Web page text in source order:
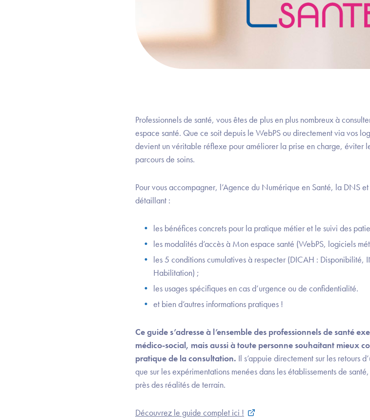
Professionnels de santé, vous êtes de plus en plus nombreux à
espace santé. Que ce soit depuis le WebPS ou directement via vos
devient un véritable réflexe pour améliorer la prise en charge, éviter
parcours de soins.
Pour vous accompagner, l’Agence du Numérique en Santé, la DNS
détaillant :
les bénéfices concrets pour la pratique métier et le suivi des
les modalités d’accès à Mon espace santé (WebPS, logiciels
les 5 conditions cumulatives à respecter (DICAH : Disponibilité,
Habilitation) ;
les usages spécifiques en cas d’urgence ou de confidentialité.
et bien d’autres informations pratiques !
Ce guide s’adresse à l’ensemble des professionnels de santé
médico-social, mais aussi à toute personne souhaitant mieux
pratique de la consultation. Il s’appuie directement sur les retours
que sur les expérimentations menées dans les établissements de
près des réalités de terrain.
Découvrez le guide complet ici !